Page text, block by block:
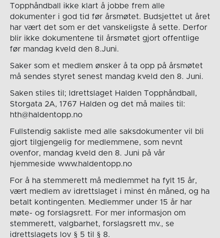
Topphåndball ikke klart å jobbe frem alle
dokumenter i god tid før årsmøtet. Budsjettet ut året
har vært det som er det vanskeligste å sette. Derfor
blir ikke dokumentene til årsmøtet gjort offentlige
før mandag kveld den 8.Juni.
Saker som et medlem ønsker å ta opp på årsmøtet
må sendes styret senest mandag kveld den 8. Juni.
Saken stiles til; Idrettslaget Halden Topphåndball,
Storgata 2A, 1767 Halden og det må mailes til:
hth@haldentopp.no
Fullstendig sakliste med alle saksdokumenter vil bli
gjort tilgjengelig for medlemmene, som nevnt
ovenfor, mandag kveld den 8. Juni på vår
hjemmeside www.haldentopp.no
For å ha stemmerett må medlemmet ha fylt 15 år,
vært medlem av idrettslaget i minst én måned, og ha
betalt kontingenten. Medlemmer under 15 år har
møte- og forslagsrett. For mer informasjon om
stemmerett, valgbarhet, forslagsrett mv., se
idrettslagets lov § 5 til § 8.